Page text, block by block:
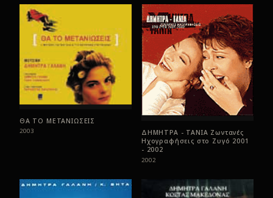
ΘΑ ΤΟ ΜΕΤΑΝΙΩΣΕΙΣ
2003
ΔΗΜΗΤΡΑ - ΤΑΝΙΑ Ζωντανές
Ηχογραφήσεις στο Ζυγό 2001
- 2002
2002